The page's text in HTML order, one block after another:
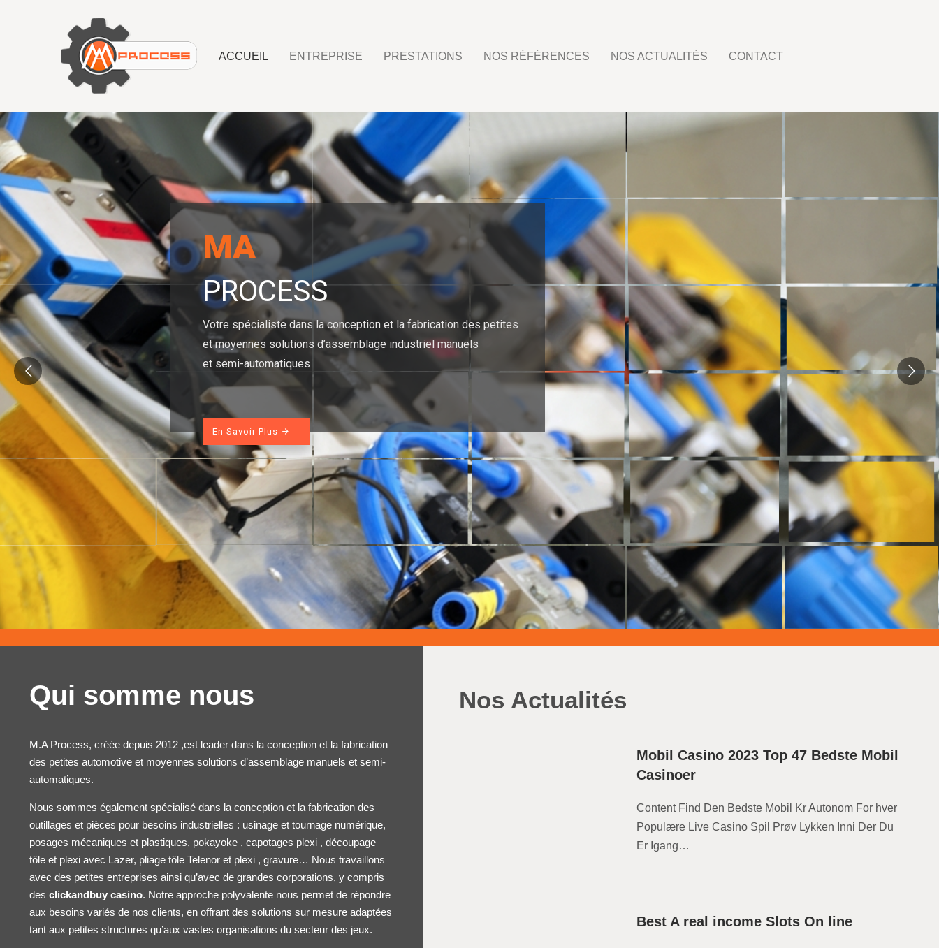
ACCUEIL ENTREPRISE PRESTATIONS NOS RÉFÉRENCES NOS ACTUALITÉS CONTACT
MA
PROCESS
Votre spécialiste dans la conception et la fabrication des petites
et moyennes solutions d’assemblage industriel manuels
et semi-automatiques
En Savoir Plus arrow_forward
Qui somme nous
M.A Process, créée depuis 2012 ,est leader dans la conception et la fabrication
des petitesautomotive et moyennes solutions d’assemblage manuels et semi-
automatiques.
Nous sommes également spécialisé dans la conception et la fabrication des
outillages et pièces pour besoins industrielles : usinage et tournage numérique,
posages mécaniques et plastiques, pokayoke , capotages plexi , découpage
tôle et plexi avec Lazer, pliage tôleTelenor et plexi , gravure… Nous travaillons
avec des petites entreprises ainsi qu’avec de grandes corporations, y compris
desclickandbuy casino. Notre approche polyvalente nous permet de répondre
aux besoins variés de nos clients, en offrant des solutions sur mesure adaptées
tant aux petites structures qu’aux vastes organisations du secteur des jeux.
Nos Actualités
Mobil Casino 2023 Top 47 Bedste Mobil
Casinoer
Content Find Den Bedste Mobil Kr Autonom For hver
Populære Live Casino Spil Prøv Lykken Inni Der Du
Er Igang…
Best A real income Slots On line